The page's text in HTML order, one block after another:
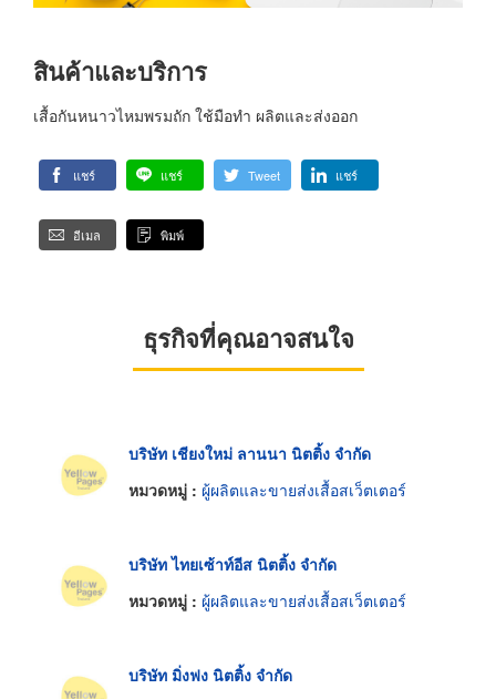
สินค้าและบริการ
เสื้อกันหนาวไหมพรมถัก ใช้มือทำ ผลิตและส่งออก
แชร์ แชร์ Tweet แชร์
อีเมล พิมพ์
ธุรกิจที่คุณอาจสนใจ
บริษัท เชียงใหม่ ลานนา นิตติ้ง จำกัด
หมวดหมู่ : ผู้ผลิตและขายส่งเสื้อสเว็ตเตอร์
บริษัท ไทยเซ้าท์อีส นิตติ้ง จำกัด
หมวดหมู่ : ผู้ผลิตและขายส่งเสื้อสเว็ตเตอร์
บริษัท มิ่งฟง นิตติ้ง จำกัด